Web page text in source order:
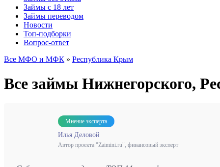
Займы с 18 лет
Займы переводом
Новости
Топ-подборки
Вопрос-ответ
Все МФО и МФК » Республика Крым
Все займы Нижнегорского,
Мнение эксперта
Илья Деловой
Автор проекта "Zaimini.ru", финансовый эксперт